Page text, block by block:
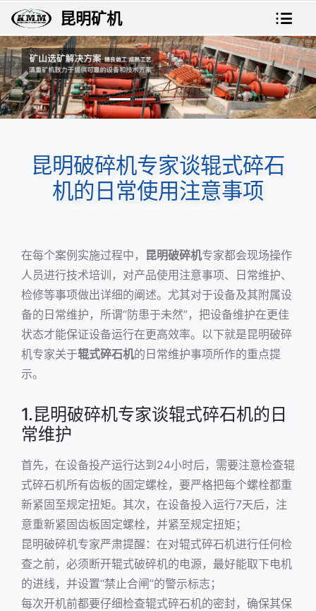
昆明矿机
上一张 下
昆明破碎机专家谈辊式碎石
机的日常使用注意事项
在每个案例实施过程中， 昆明破碎机专家都会现场操作
人员进行技术培训，对产品使用注意事项、日常维护、
检修等事项做出详细的阐述。尤其对于设备及其附属设
备的日常维护，所谓“防患于未然”，把设备维护在更佳
状态才能保证设备运行在更高效率。以下就是昆明破碎
机专家关于辊式碎石机的日常维护事项所作的重点提
示。
1.昆明破碎机专家谈辊式碎石机的日
常维护
首先，在设备投产运行达到24小时后，需要注意检查辊
式碎石机所有齿板的固定螺栓，要严格把每个螺栓都重
新紧固至规定扭矩。其次，在设备投入运行7天后，注
意重新紧固齿板固定螺栓，并紧至规定扭矩；
昆明破碎机专家严肃提醒：在对辊式碎石机进行任何检
查之前，必须断开辊式破碎机的电源，最好能取下电机
的进线，并设置“禁止合闸”的警示标志；
每次开机前都要仔细检查辊式碎石机的密封，确保其保